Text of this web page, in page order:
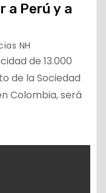
a Perú y a
NH
de 13.000
de la Sociedad
Colombia, será